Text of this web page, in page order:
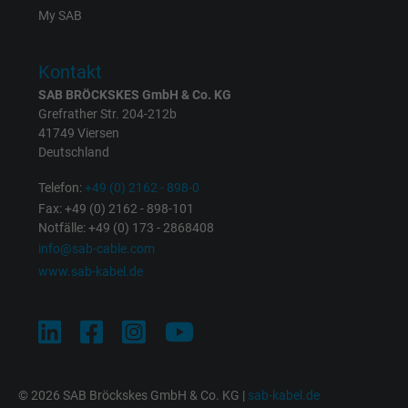
Zweck
My SAB
Kontakt
SAB BRÖCKSKES GmbH & Co. KG
Grefrather Str. 204-212b
41749 Viersen
Deutschland
Telefon:+49 (0) 2162 - 898-0
Fax: +49 (0) 2162 - 898-101
Notfälle: +49 (0) 173 - 2868408
info@sab-cable.com
www.sab-kabel.de
© 2026 SAB Bröckskes GmbH & Co. KG | sab-kabel.de